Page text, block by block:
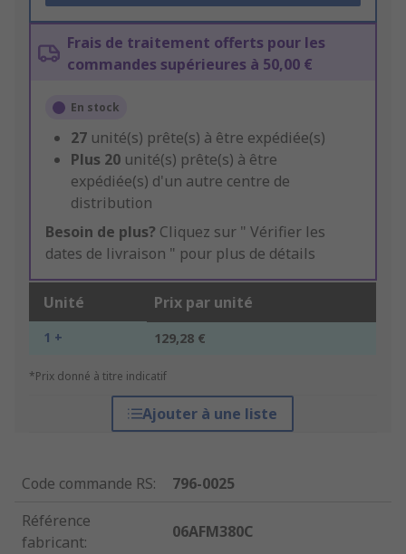
Frais de traitement offerts pour les
commandes supérieures à 50,00 €
En stock
27 unité(s) prête(s) à être expédiée(s)
Plus 20 unité(s) prête(s) à être
expédiée(s) d'un autre centre de
distribution
Besoin de plus? Cliquez sur " Vérifier les
dates de livraison " pour plus de détails
Unité Prix par unité
1 + 129,28 €
*Prix donné à titre indicatif
Ajouter à une liste
Code commande RS:
796-0025
Référence
fabricant:
06AFM380C